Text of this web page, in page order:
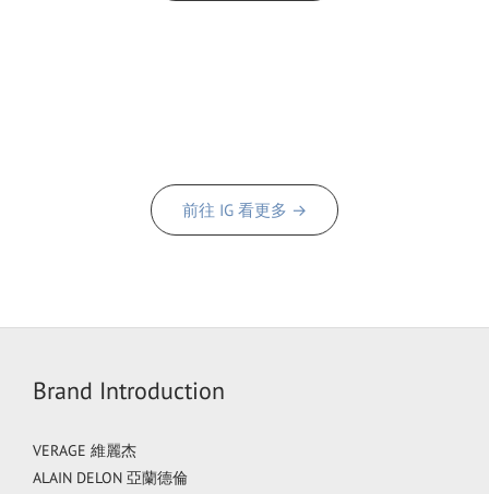
前往 IG 看更多 →
Brand Introduction
VERAGE 維麗杰
ALAIN DELON 亞蘭德倫